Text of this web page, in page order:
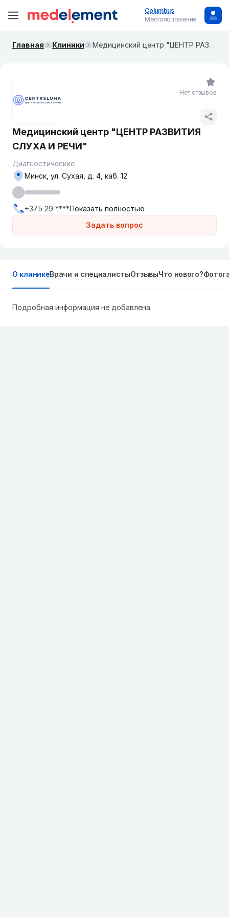
Columbus
Местоположение
Главная Клиники Медицинский центр "ЦЕНТР РАЗВИТИЯ СЛУХА И РЕЧИ"
Медицинский центр "ЦЕНТР РАЗВИТИЯ
СЛУХА И РЕЧИ"
Диагностические
Задать вопрос
Минск, ул. Сухая, д. 4, каб. 12
+375 29 ****Показать полностью
Нет отзывов
О клиникеВрачи и специалистыОтзывыЧто нового?
Подробная информация не добавлена